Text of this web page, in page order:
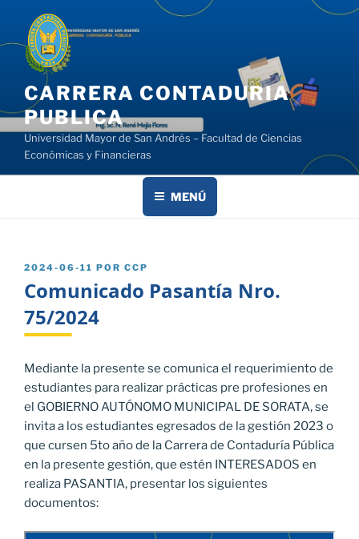
contenido
CARRERA CONTADURIA
PUBLICA
Universidad Mayor de San Andrés – Facultad de Ciencias
Económicas y Financieras
MENÚ
PUBLICADO
2024-06-11 POR CCP
Comunicado Pasantía Nro.
75/2024
Mediante la presente se comunica el requerimiento de
estudiantes para realizar prácticas pre profesiones en
el GOBIERNO AUTÓNOMO MUNICIPAL DE SORATA, se
invita a los estudiantes egresados de la gestión 2023 o
que cursen 5to año de la Carrera de Contaduría Pública
en la presente gestión, que estén INTERESADOS en
realiza PASANTIA, presentar los siguientes
documentos: